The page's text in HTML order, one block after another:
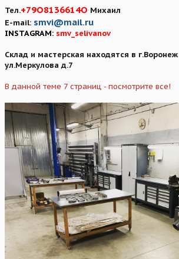
Тел.+79О8136614O Михаил
E-mail: smvi@mail.ru
INSTAGRAM: smv_selivanov
Склад и мастерская находятся в
ул.Меркулова д.7
В данной теме 7 страниц - посмотрите все!